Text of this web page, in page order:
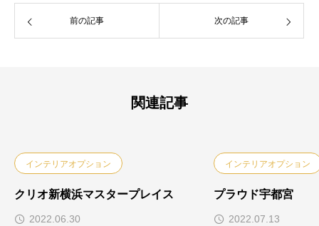
前の記事 次の記事
関連記事
インテリアオプション
クリオ新横浜マスタープレイス
2022.06.30
インテリアオプション
プラウド宇都宮
2022.07.13